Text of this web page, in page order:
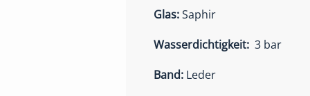
Glas:Saphir
Wasserdichtigkeit: 3 bar
Band: Leder